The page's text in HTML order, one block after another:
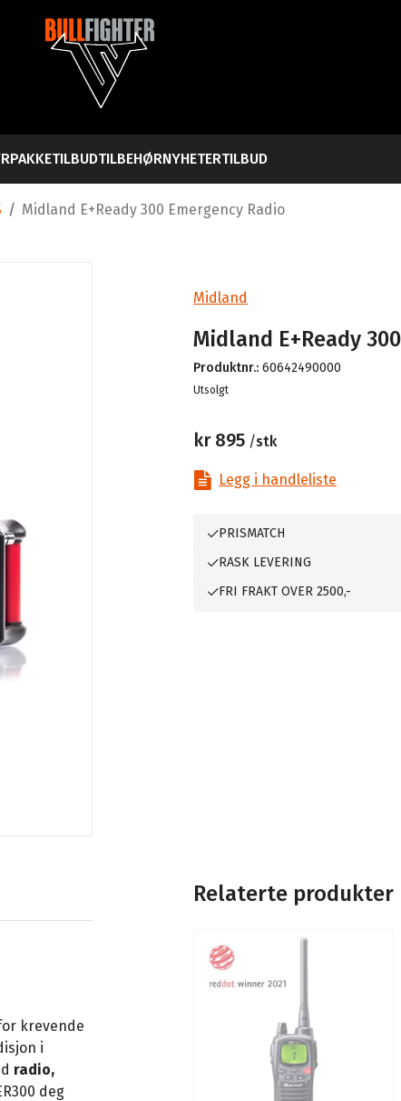
PAKKETILBUDTILBEHØRNYHETERTILBUD
/ Midland E+Ready 300 Emergency Radio
Midland
Midland E+Ready
Produktnr.: 60642490000
Lager
Utsolgt
kr 895 /stk
Legg i handleliste
PRISMATCH
RASK LEVERING
FRI FRAKT OVER 2500,-
krevende
i
radio,
deg
Relaterte produkter